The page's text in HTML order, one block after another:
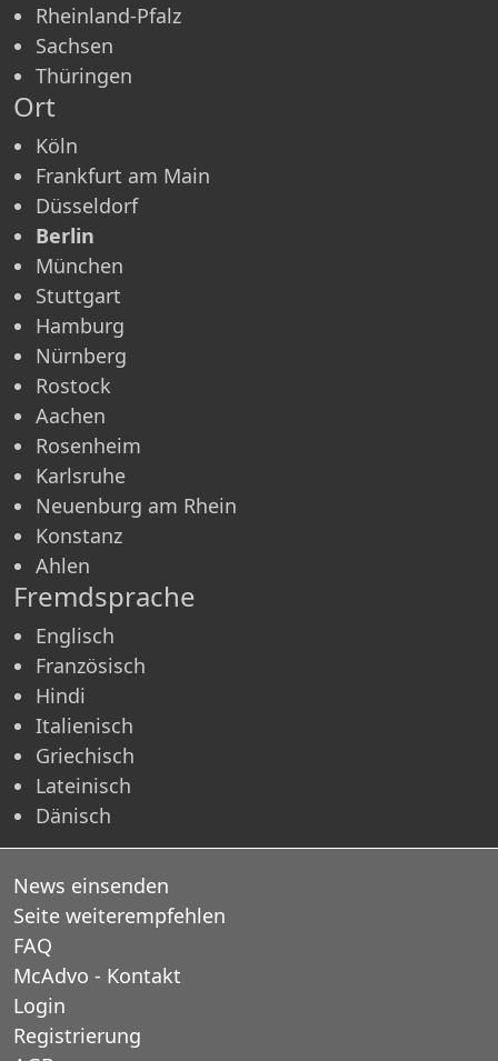
Rheinland-Pfalz
Sachsen
Thüringen
Ort
Köln
Frankfurt am Main
Düsseldorf
Berlin
München
Stuttgart
Hamburg
Nürnberg
Rostock
Aachen
Rosenheim
Karlsruhe
Neuenburg am Rhein
Konstanz
Ahlen
Fremdsprache
Englisch
Französisch
Hindi
Italienisch
Griechisch
Lateinisch
Dänisch
News einsenden
Seite weiterempfehlen
FAQ
McAdvo - Kontakt
Login
Registrierung